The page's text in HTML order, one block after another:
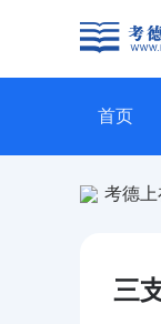
首页
考德
三